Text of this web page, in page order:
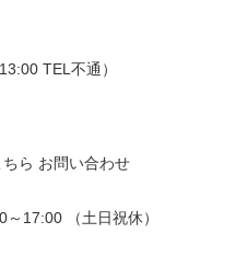
TEL不通）
お問い合わせ
17:00 （土日祝休）